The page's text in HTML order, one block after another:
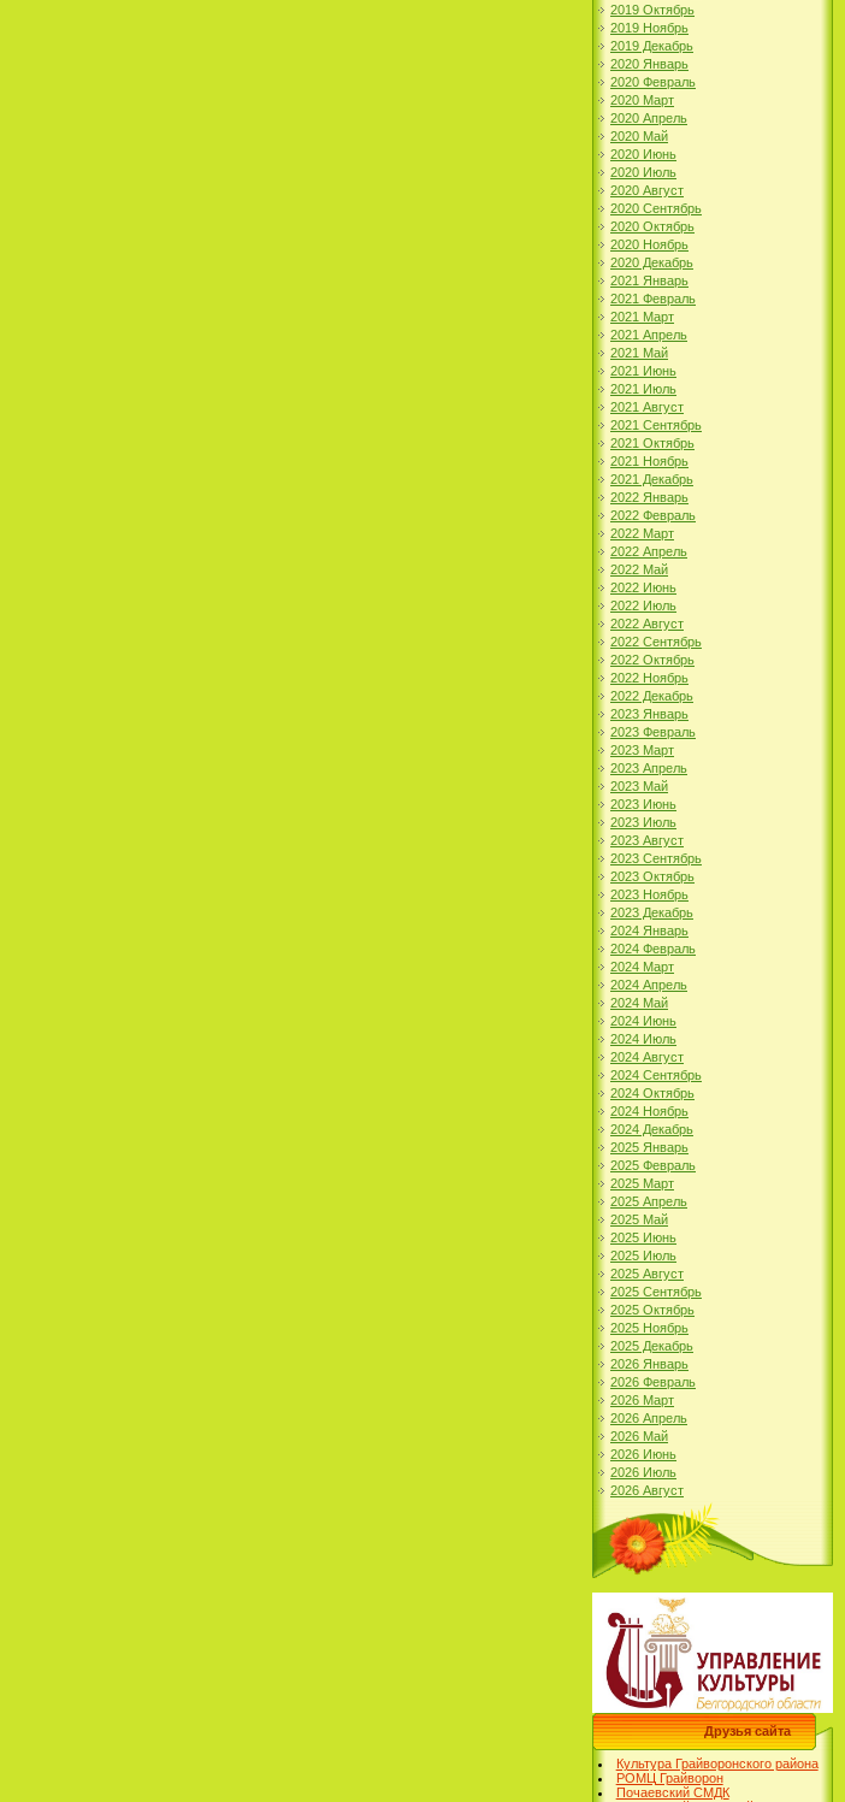
2019 Октябрь
2019 Ноябрь
2019 Декабрь
2020 Январь
2020 Февраль
2020 Март
2020 Апрель
2020 Май
2020 Июнь
2020 Июль
2020 Август
2020 Сентябрь
2020 Октябрь
2020 Ноябрь
2020 Декабрь
2021 Январь
2021 Февраль
2021 Март
2021 Апрель
2021 Май
2021 Июнь
2021 Июль
2021 Август
2021 Сентябрь
2021 Октябрь
2021 Ноябрь
2021 Декабрь
2022 Январь
2022 Февраль
2022 Март
2022 Апрель
2022 Май
2022 Июнь
2022 Июль
2022 Август
2022 Сентябрь
2022 Октябрь
2022 Ноябрь
2022 Декабрь
2023 Январь
2023 Февраль
2023 Март
2023 Апрель
2023 Май
2023 Июнь
2023 Июль
2023 Август
2023 Сентябрь
2023 Октябрь
2023 Ноябрь
2023 Декабрь
2024 Январь
2024 Февраль
2024 Март
2024 Апрель
2024 Май
2024 Июнь
2024 Июль
2024 Август
2024 Сентябрь
2024 Октябрь
2024 Ноябрь
2024 Декабрь
2025 Январь
2025 Февраль
2025 Март
2025 Апрель
2025 Май
2025 Июнь
2025 Июль
2025 Август
2025 Сентябрь
2025 Октябрь
2025 Ноябрь
2025 Декабрь
2026 Январь
2026 Февраль
2026 Март
2026 Апрель
2026 Май
2026 Июнь
2026 Июль
2026 Август
Друзья сайта
Культура Грайворонского района
РОМЦ Грайворон
Почаевский СМДК